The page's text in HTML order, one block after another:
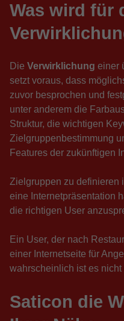
Was wird für
Die Verwirklichung einer
setzt voraus, dass
zuvor besprochen und
unter anderem die
Struktur, die wichtigen
Zielgruppenbestimmung
Features der zukünftigen
Zielgruppen zu definieren
eine Internetpräsentation
die richtigen User
Ein User, der nach
einer Internetseite für
wahrscheinlich ist es
Saticon die